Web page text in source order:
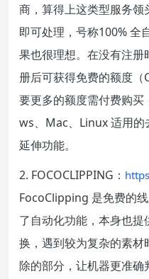
商，算得上这类型服务
即可处理，号称100% 全
果也很理想。 在没有注册
册后可获得免费的额度
要更多的额度需付费购
ws、Mac、Linux 适用
延伸功能。
2. FOCOCLIPPING：
FocoClipping 是免费的
了自动化功能，本身也
换，遇到较为复杂的素
除的部分，让机器更准